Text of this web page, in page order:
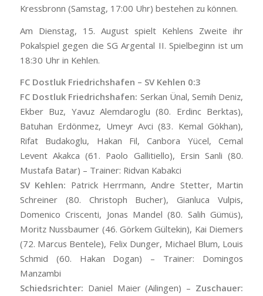
Kressbronn (Samstag, 17:00 Uhr) bestehen zu können.
Am Dienstag, 15. August spielt Kehlens Zweite ihr
Pokalspiel gegen die SG Argental II. Spielbeginn ist um
18:30 Uhr in Kehlen.
FC Dostluk Friedrichshafen – SV Kehlen 0:3
FC Dostluk Friedrichshafen: Serkan Ünal, Semih Deniz,
Ekber Buz, Yavuz Alemdaroglu (80. Erdinc Berktas),
Batuhan Erdönmez, Umeyr Avci (83. Kemal Gökhan),
Rifat Budakoglu, Hakan Fil, Canbora Yücel, Cemal
Levent Akakca (61. Paolo Gallitiello), Ersin Sanli (80.
Mustafa Batar) – Trainer: Ridvan Kabakci
SV Kehlen: Patrick Herrmann, Andre Stetter, Martin
Schreiner (80. Christoph Bucher), Gianluca Vulpis,
Domenico Criscenti, Jonas Mandel (80. Salih Gümüs),
Moritz Nussbaumer (46. Görkem Gültekin), Kai Diemers
(72. Marcus Bentele), Felix Dunger, Michael Blum, Louis
Schmid (60. Hakan Dogan) – Trainer: Domingos
Manzambi
Schiedsrichter: Daniel Maier (Ailingen) – Zuschauer: